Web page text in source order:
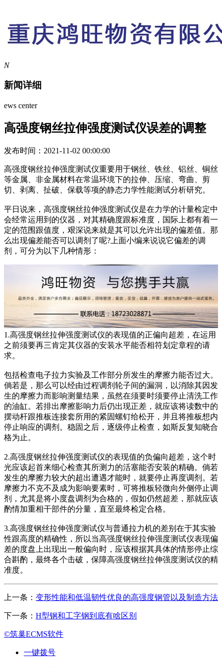
N
新闻详细
ews center
高强度钢丝拉伸强度测试仪误差的调整
发布时间：2021-11-02 00:00:00
高强度钢丝拉伸强度测试仪重要用于钢丝、铁丝、铝丝、铜丝
等金属、非金属材料在常温环境下的拉伸、压缩、弯曲、剪
切、剥离、扯破、保载等项的静态力学性能测试分析研究。
平日说来，高强度钢丝拉伸强度测试仪是在力学的计量检定中
会经常运用到的仪器，对其精确度跟标准度，国际上都有着一
定的范围跟值度，艰深说来就是其可以允许出现的偏差值。那
么出现偏差能否可以调剂了呢?上面小编来说说它偏差的调
剂，可分为以下几种情形：
1.高强度钢丝拉伸强度测试仪的表现值的正偏向超差，在运用
之前须要再三肯定其仪器的安装水平能否相符划定章程的请
求。
包括检查电子拉力实验及工作部分所发生的摩擦力能否过大。
倘若是，那么可以经由过程调剂轮子间的漏洞，以消除其因发
生的摩擦力而影响测量结果，虽然在须要时须要停止清洗工作
的油缸。若排出摩擦影响力后仍出现正差，就应该将读数中的
摆动杆跟推板连接套所用的紧固螺钉给松开，并且将推板想内
停止响应的调剂。稳固之后，逐级停止检查，如斯反复知晓合
格为止。
2.高强度钢丝拉伸强度测试仪的表现值的负偏向超差，这个时
光应该起首来细心检查其所测力的活塞能否安装的精确。倘若
发生的摩擦力较大的超出遭遇才能时，就要停止再度调剂。若
摩擦力不克不及成为影响要素时，可将推板轻微向外侧停止调
剂，尤其是将小度盘调剂为合格的，假如仍然超差，那就应该
酌情加重相干部件的分量，直至最终检定合格。
3.高强度钢丝拉伸强度测试仪与普通拉力机的差别在于其实验
性跟高度的精确性，所以当高强度钢丝拉伸强度测试仪表现偏
差的度盘上出现出一般偏向时，应该根据其具体的情形停止综
合斟酌，最终各个击破，保障高强度钢丝拉伸强度测试仪的精
准度。
上一条： 变形性能和低温韧性优良的高强度钢管以及制造方法
下一条： H型钢和工字钢到底有啥区别
©筑巢ECMS软件
一键拨号